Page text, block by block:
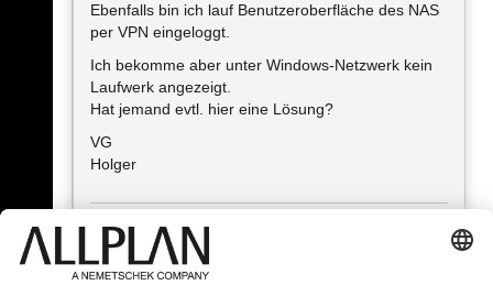
Ebenfalls bin ich lauf Benutzeroberfläche des NAS
per VPN eingeloggt.
Ich bekomme aber unter Windows-Netzwerk kein
Laufwerk angezeigt.
Hat jemand evtl. hier eine Lösung?
VG
Holger